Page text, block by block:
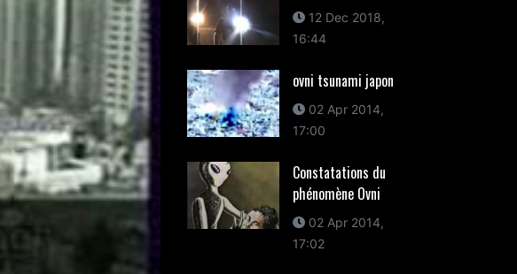
12 Dec 2018,
16:44
ovni tsunami japon
02 Apr 2014,
17:00
Constatations du
phénomène Ovni
02 Apr 2014,
17:02